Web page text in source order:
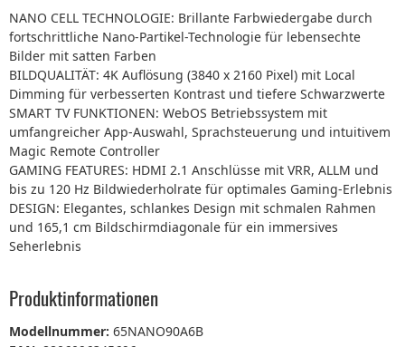
NANO CELL TECHNOLOGIE: Brillante Farbwiedergabe durch
fortschrittliche Nano-Partikel-Technologie für lebensechte
Bilder mit satten Farben
BILDQUALITÄT: 4K Auflösung (3840 x 2160 Pixel) mit Local
Dimming für verbesserten Kontrast und tiefere Schwarzwerte
SMART TV FUNKTIONEN: WebOS Betriebssystem mit
umfangreicher App-Auswahl, Sprachsteuerung und intuitivem
Magic Remote Controller
GAMING FEATURES: HDMI 2.1 Anschlüsse mit VRR, ALLM und
bis zu 120 Hz Bildwiederholrate für optimales Gaming-Erlebnis
DESIGN: Elegantes, schlankes Design mit schmalen Rahmen
und 165,1 cm Bildschirmdiagonale für ein immersives
Seherlebnis
Produktinformationen
Modellnummer: 65NANO90A6B